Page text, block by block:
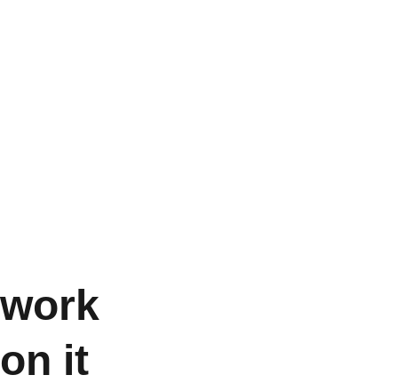
work
on it